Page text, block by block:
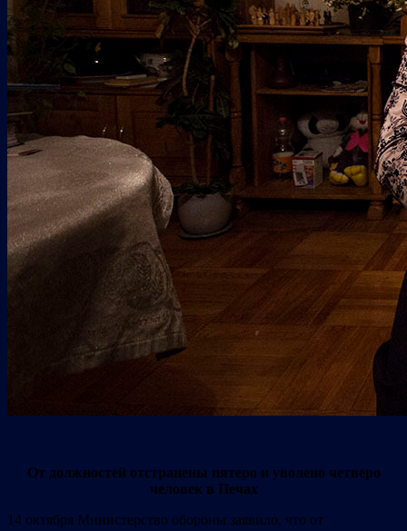
От должностей отстранены пятеро и уволено четверо
человек в Печах
14 октября Министерство обороны заявило, что от